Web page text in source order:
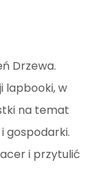
Drzewa.
lapbooki, w
na temat
gospodarki.
i przytulić